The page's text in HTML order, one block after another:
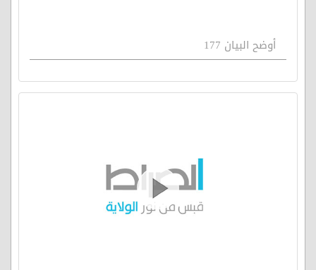
أوضح البيان 177